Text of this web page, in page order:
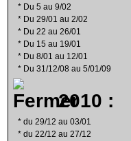
* Du 5 au 9/02
* Du 29/01 au 2/02
* Du 22 au 26/01
* Du 15 au 19/01
* Du 8/01 au 12/01
* Du 31/12/08 au 5/01/09
2010 :
* du 29/12 au 03/01
* du 22/12 au 27/12